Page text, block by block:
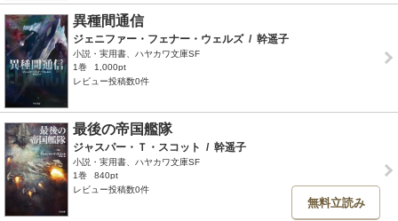
異種間通信
ジェニファー・フェナー・ウェルズ / 幹遥子
小説・実用書、ハヤカワ文庫SF
1巻
1,000pt
レビュー投稿数0件
最後の帝国艦隊
ジャスパー・Ｔ・スコット / 幹遥子
小説・実用書、ハヤカワ文庫SF
1巻
840pt
レビュー投稿数0件
無料立読み